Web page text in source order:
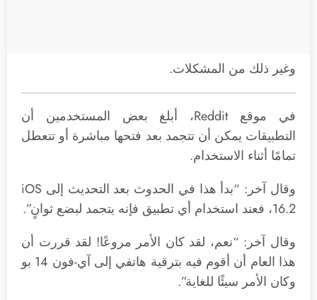
وغير ذلك من المشكلات.
في موقع Reddit، أبلغ بعض المستخدمين أن
التطبيقات يمكن أن تتجمد بعد فتحها مباشرة أو تتعطل
تمامًا أثناء الاستخدام.
وقال آخر: “بدأ هذا في الحدوث بعد التحديث إلى iOS
16.2، فعند استخدام أي تطبيق فإنه يتجمد لبضع ثوانٍ”.
وقال آخر: “نعم، لقد كان الأمر مروعًا! لقد قررت أن
هذا العام أن أقوم فيه بترقية هاتفي إلى آي-فون 14 بو
وكان الأمر سيئًا للغاية”.